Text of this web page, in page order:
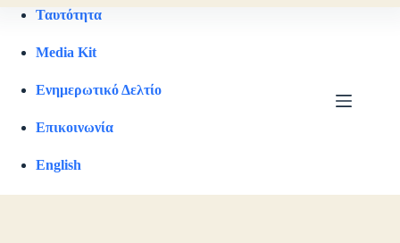
Ταυτότητα
Media Kit
Ενημερωτικό Δελτίο
Επικοινωνία
English